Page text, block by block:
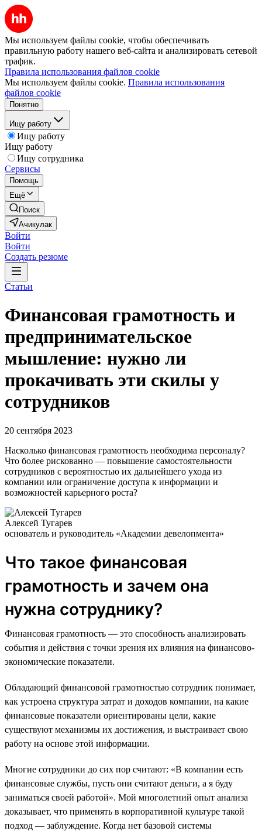
Мы используем файлы cookie, чтобы обеспечивать
правильную работу нашего веб-сайта и анализировать сетевой
трафик.
Правила использования файлов cookie
Мы используем файлы cookie. Правила использования
файлов cookie
Понятно
Ищу работу
Ищу работу
Ищу работу
Ищу сотрудника
Сервисы
Помощь
Ещё
Поиск
Ачикулак
Войти
Войти
Создать резюме
Статьи
Финансовая грамотность и
предпринимательское
мышление: нужно ли
прокачивать эти скилы у
сотрудников
20 сентября 2023
Насколько финансовая грамотность необходима персоналу?
Что более рискованно — повышение самостоятельности
сотрудников с вероятностью их дальнейшего ухода из
компании или ограничение доступа к информации и
возможностей карьерного роста?
Алексей Тугарев
основатель и руководитель «Академии девелопмента»
Что такое финансовая
грамотность и зачем она
нужна сотруднику?
Финансовая грамотность — это способность анализировать
события и действия с точки зрения их влияния на финансово-
экономические показатели.
Обладающий финансовой грамотностью сотрудник понимает,
как устроена структура затрат и доходов компании, на какие
финансовые показатели ориентированы цели, какие
существуют механизмы их достижения, и выстраивает свою
работу на основе этой информации.
Многие сотрудники до сих пор считают: «В компании есть
финансовые службы, пусть они считают деньги, а я буду
заниматься своей работой». Мой многолетний опыт анализа
доказывает, что применять в корпоративной культуре такой
подход — заблуждение. Когда нет базовой системы